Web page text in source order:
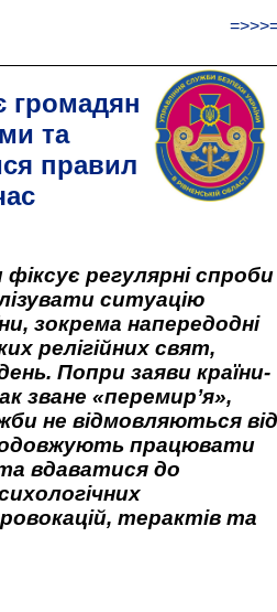
громадян
та
правил
регулярні спроби
ситуацію
зокрема напередодні
релігійних свят,
Попри заяви країни-
зване «перемир’я»,
не відмовляються від
працювати
вдаватися до
терактів та